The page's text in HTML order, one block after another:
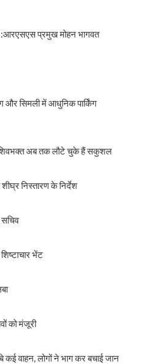
:आरएसएस प्रमुख मोहन भागवत
और सिमली में आधुनिक पार्किंग
अब तक लौटे चुके हैं सकुशल
निस्तारण के निर्देश
भेंट
को मंजूरी
कई वाहन, लोगों ने भाग कर बचाई जान